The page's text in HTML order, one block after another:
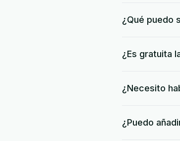
¿Qué puedo
¿Es gratuita
¿Necesito
¿Puedo